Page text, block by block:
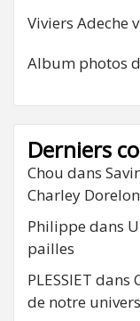
Viviers Adeche
Album photos
Derniers
Chou dans
Charley Dorelon
Philippe dans
pailles
PLESSIET dans
de notre univers